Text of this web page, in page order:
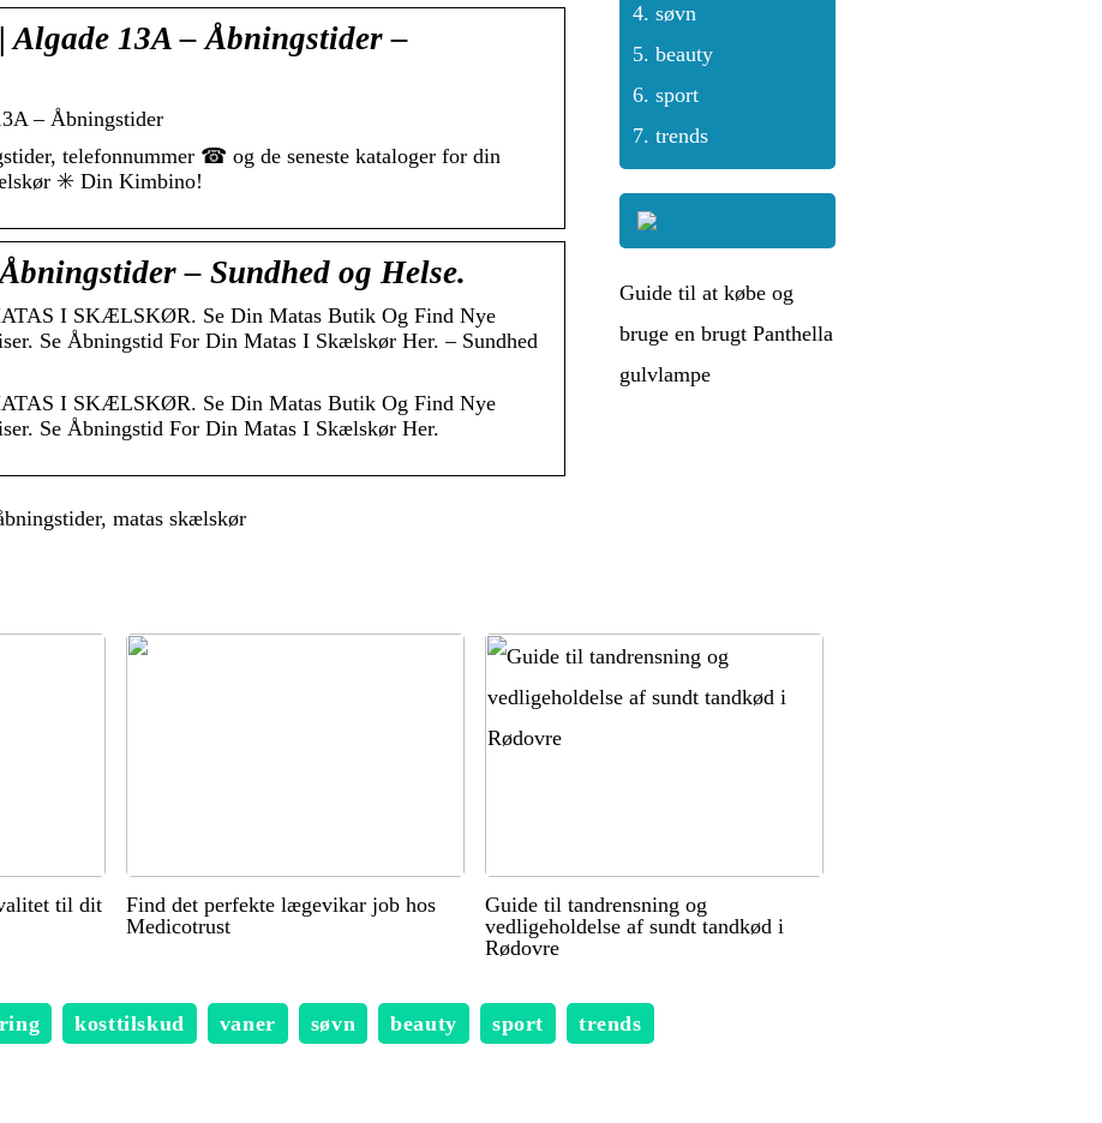
13A – Åbningstider –
– Åbningstider
telefonnummer ☎ og de seneste kataloger for din
✳️ Din Kimbino!
– Sundhed og Helse.
I SKÆLSKØR. Se Din Matas Butik Og Find Nye
Se Åbningstid For Din Matas I Skælskør Her. – Sundhed
I SKÆLSKØR. Se Din Matas Butik Og Find Nye
Se Åbningstid For Din Matas I Skælskør Her.
matas skælskør
søvn
beauty
sport
trends
Guide til at købe og
bruge en brugt Panthella
gulvlampe
til dit
Find det perfekte lægevikar job hos
Medicotrust
Guide til tandrensning og
vedligeholdelse af sundt tandkød i
Rødovre
kosttilskud vaner søvn beauty sport trends